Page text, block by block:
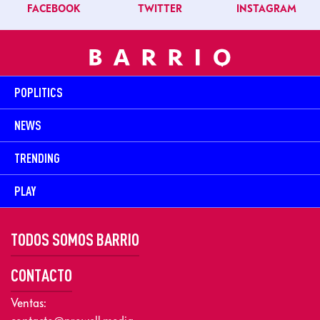
FACEBOOK TWITTER INSTAGRAM
POPLITICS
NEWS
TRENDING
PLAY
TODOS SOMOS BARRIO
CONTACTO
Ventas: